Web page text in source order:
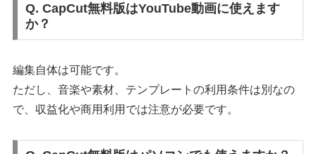
Q. CapCut無料版はYouTube動画に使えます
か？
編集自体は可能です。
ただし、音楽や素材、テンプレートの利用条件は別なの
で、収益化や商用利用では注意が必要です。